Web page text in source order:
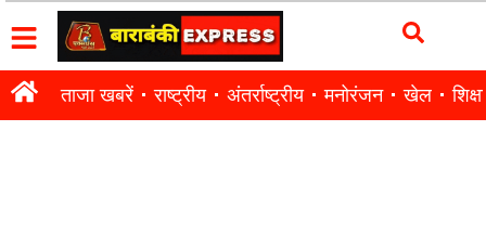
ताजा खबरें राष्ट्रीय अंतर्राष्ट्रीय मनोरंजन खेल शिक्षा